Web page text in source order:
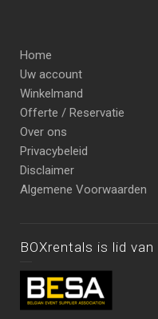
Home
Uw account
Winkelmand
Offerte / Reservatie
Over ons
Privacybeleid
Disclaimer
Algemene Voorwaarden
BOXrentals is lid van